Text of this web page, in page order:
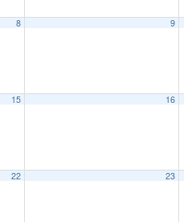
8 9
15 16
22 23